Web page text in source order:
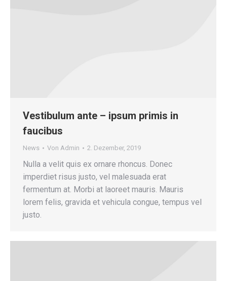
Vestibulum ante – ipsum primis in
faucibus
News Von Admin 2. Dezember, 2019
Nulla a velit quis ex ornare rhoncus. Donec
imperdiet risus justo, vel malesuada erat
fermentum at. Morbi at laoreet mauris. Mauris
lorem felis, gravida et vehicula congue, tempus vel
justo.